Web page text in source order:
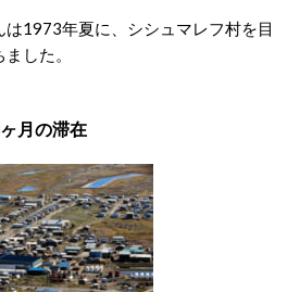
は1973年夏に、シシュマレフ村を目
した。
月の滞在